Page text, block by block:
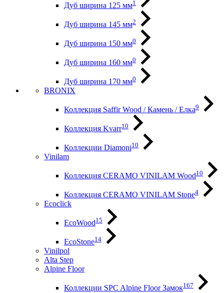
Дуб ширина 125 мм1
Дуб ширина 145 мм2
Дуб ширина 150 мм0
Дуб ширина 160 мм0
Дуб ширина 170 мм0
BRONIX
Коллекция Saffir Wood / Камень / Елка9
Коллекция Kvarr10
Коллекции Diamoni10
Vinilam
Коллекция CERAMO VINILAM Wood10
Коллекция CERAMO VINILAM Stone4
Ecoclick
EcoWood15
EcoStone14
Vinilpol
Alta Step
Alpine Floor
Коллекции SPC Alpine Floor Замок167